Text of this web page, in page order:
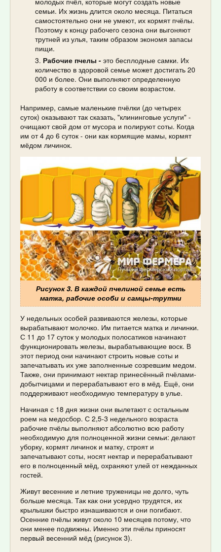
семьи. Их жизнь длится около месяца. Питаться
самостоятельно они не умеют, их кормят пчёлы.
Поэтому к концу рабочего сезона они выгоняют
трутней из улья, таким образом экономя запасы
пищи.
Рабочие пчелы - это бесплодные самки. Их
количество в здоровой семье может достигать 20
000 и более. Они выполняют определенную
работу в соответствии со своим возрастом.
Например, самые маленькие пчёлки (до четырех
суток) оказывают так сказать, "клининговые услуги" -
очищают свой дом от мусора и полируют соты. Когда
им от 4 до 6 суток - они как кормящие мамы, кормят
мёдом личинок.
Рисунок 3. В каждой пчелиной семье есть
матка, рабочие особи и самцы-трутни
У недельных особей развиваются железы, которые
вырабатывают молочко. Им питается матка и личинки.
С 11 до 17 суток у молодых полосатиков начинают
функционировать железы, вырабатывающие воск. В
этот период они начинают строить новые соты и
запечатывать их уже заполненные созревшим медом.
Также, они принимают нектар принесённый пчёлами-
добытчицами и перерабатывают его в мёд. Ещё, они
поддерживают необходимую температуру в улье.
Начиная с 18 дня жизни они вылетают с остальным
роем на медосбор. С 2,5-3 недельного возраста
рабочие пчёлы выполняют абсолютно всю работу
необходимую для полноценной жизни семьи: делают
уборку, кормят личинок и матку, строят и
запечатывают соты, носят нектар и перерабатывают
его в полноценный мёд, охраняют улей от нежданных
гостей.
Живут весенние и летние труженицы не долго, чуть
больше месяца. Так как они усердно трудятся, их
крылышки быстро изнашиваются и они погибают.
Осенние пчёлы живут около 10 месяцев потому, что
они менее подвижны. Именно эти пчёлы приносят
первый весенний мёд (рисунок 3).